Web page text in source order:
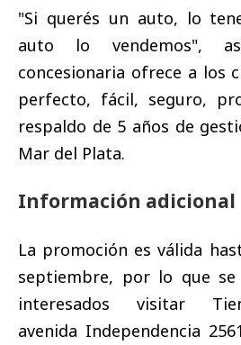
"Si querés un auto, lo
auto lo vendemos",
concesionaria ofrece a los
perfecto, fácil, seguro,
respaldo de 5 años de
Mar del Plata.
Información adicional
La promoción es válida
septiembre, por lo que se
interesados visitar
avenida Independencia